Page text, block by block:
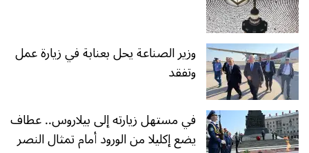
وزير الصناعة يحل بعنابة في زيارة عمل
وتفقد
في مستهل زيارته إلى بيلاروس.. عطاف
يضع إكليلا من الورود أمام تمثال النصر